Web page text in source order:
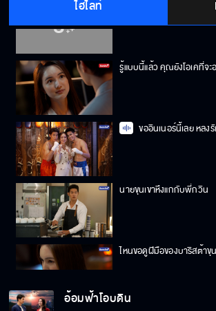
ไฮไลท์ ต้องทำยังไง คุณถึงอารม
รู้แบบนี้แล้ว คุณยังโอเคที่จ
ขออินเนอร์นี้เลย หล
นายขุนเขาหึงแกกับพี่กวิน
ไหนขอดูฝีมือของบาริสต้าขุ
อ้อมฟ้าโอบดิน